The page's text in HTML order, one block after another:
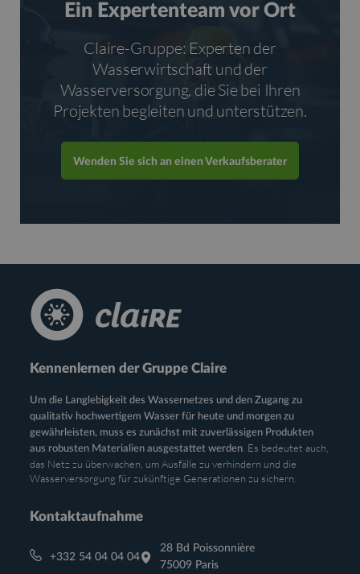
Ein Expertenteam vor Ort
Claire-Gruppe: Experten der
Wasserwirtschaft und der
Wasserversorgung, die Sie bei Ihren
Projekten begleiten und unterstützen.
Wenden Sie sich an einen Verkaufsberater
Kennenlernen der Gruppe Claire
Um die Langlebigkeit des Wassernetzes und den Zugang zu
qualitativ hochwertigem Wasser für heute und morgen zu
gewährleisten, muss es zunächst mit zuverlässigen Produkten
aus robusten Materialien ausgestattet werden. Es bedeutet auch,
das Netz zu überwachen, um Ausfälle zu verhindern und die
Wasserversorgung für zukünftige Generationen zu sichern.
Kontaktaufnahme
+332 54 04 04 04
28 Bd Poissonnière
75009 Paris